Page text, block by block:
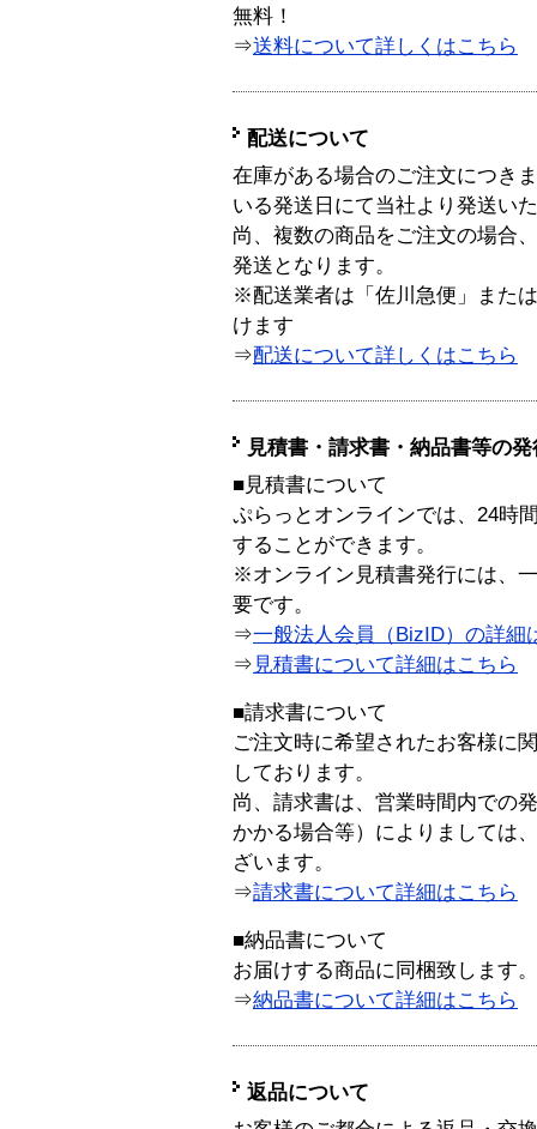
無料！
⇒送料について詳しくはこちら
配送について
在庫がある場合のご注文につき
いる発送日にて当社より発送い
尚、複数の商品をご注文の場合
発送となります。
※配送業者は「佐川急便」また
けます
⇒配送について詳しくはこちら
見積書・請求書・納品書等の
■見積書について
ぷらっとオンラインでは、24時
することができます。
※オンライン見積書発行には、
要です。
⇒一般法人会員（BizID）の詳細
⇒ 見積書について詳細はこちら
■請求書について
ご注文時に希望されたお客様に
しております。
尚、請求書は、営業時間内での
かかる場合等）によりましては
ざいます。
⇒請求書について詳細はこちら
■納品書について
お届けする商品に同梱致します。
⇒納品書について詳細はこちら
返品について